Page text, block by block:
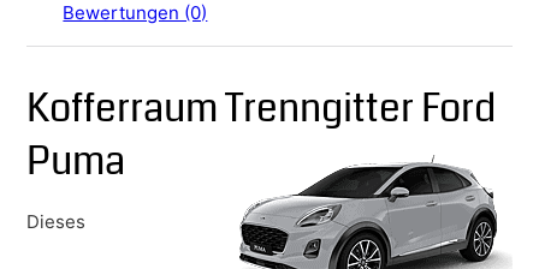
Bewertungen (0)
Kofferraum Trenngitter Ford
Puma
Dieses